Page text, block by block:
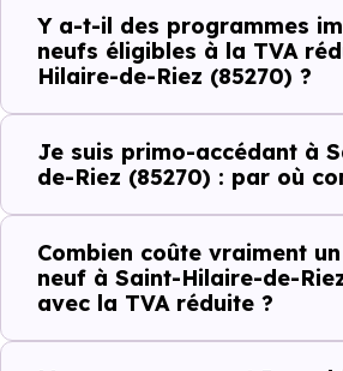
/ 7 % sur un logement neuf à
(85270),ce n'est pas un détail
économie réelle, immédiate, sur le
Prix HT du
logement
Économie
TVA à 5,5 %
150 000 € ~ 21 750 €
Y a-t-il des programmes
neufs éligibles à la TVA
Hilaire-de-Riez (85270) ?
Je suis primo-accédant à
de-Riez (85270) : par où
Combien coûte vraiment
neuf à Saint-Hilaire-de-
avec la TVA réduite ?